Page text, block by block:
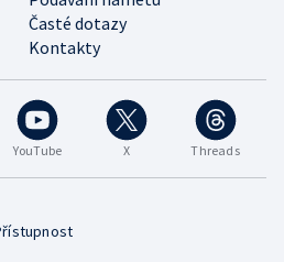
YouTube X Threads
Časté dotazy
Kontakty